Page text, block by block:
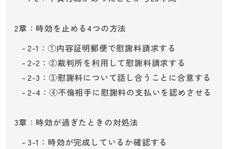
2章：時効を止める4つの方法
2-1：①内容証明郵便で慰謝料請求する
2-2：②裁判所を利用して慰謝料請求する
2-3：③慰謝料について話し合うことに合意する
2-4：④不倫相手に慰謝料の支払いを認めさせる
3章：時効が過ぎたときの対処法
3-1：時効が完成しているか確認する